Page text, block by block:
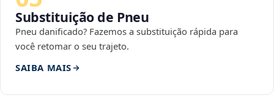
Substituição de Pneu
Pneu danificado? Fazemos a substituição rápida para
você retomar o seu trajeto.
SAIBA MAIS